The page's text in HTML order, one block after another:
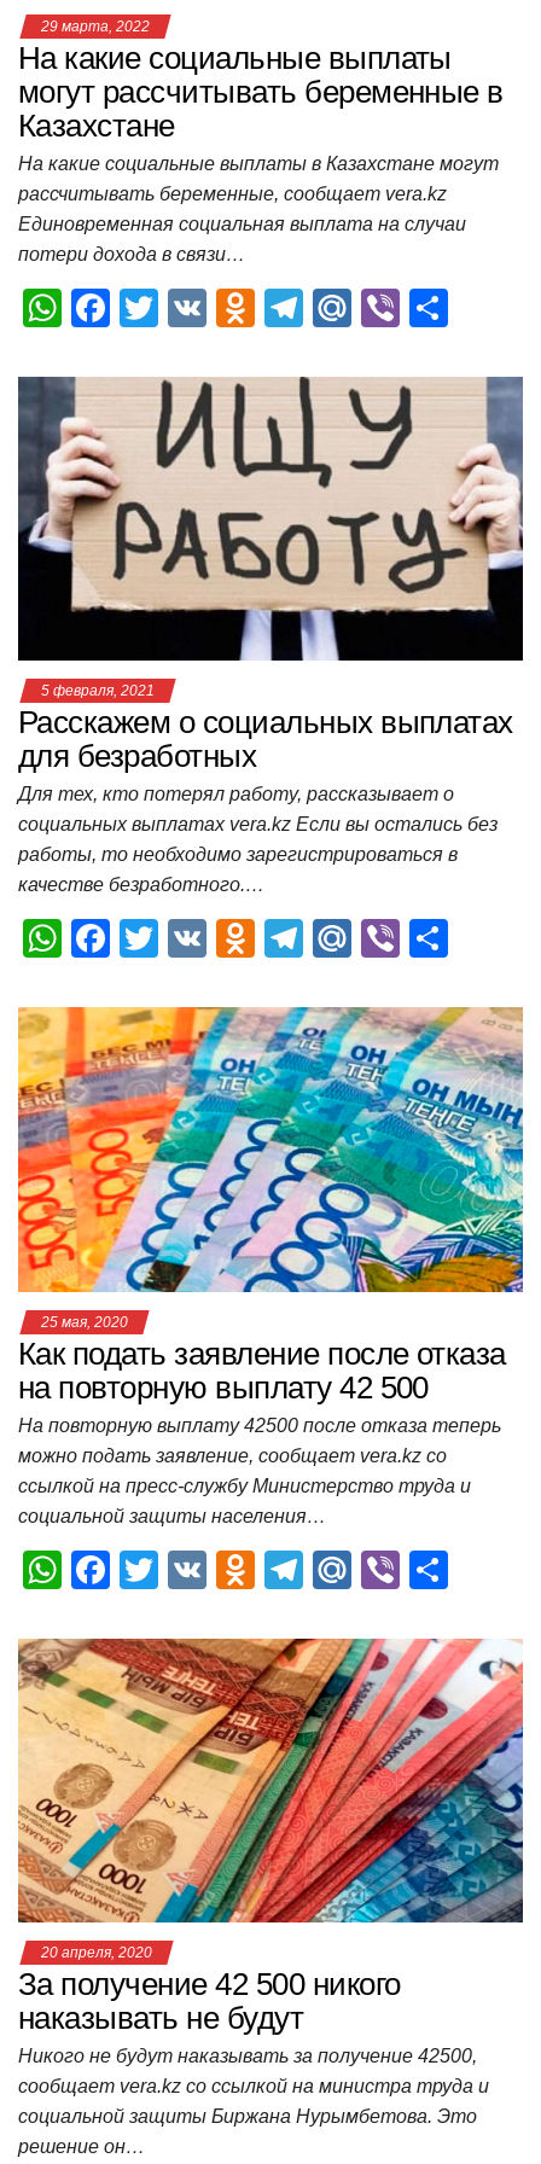
29 марта, 2022
На какие социальные выплаты
могут рассчитывать беременные в
Казахстане
На какие социальные выплаты в Казахстане могут
рассчитывать беременные, сообщает vera.kz
Единовременная социальная выплата на случаи
потери дохода в связи…
W
at
s
A
p
p
F
c
e
b
o
o
k
T
tt
er
V
O
n
o
kl
a
ss
ni
ki
T
e
gr
a
m
M
.R
u
Vi
er п
а
в
и
ь
5 февраля, 2021
Расскажем о социальных выплатах
для безработных
Для тех, кто потерял работу, рассказывает о
социальных выплатах vera.kz Если вы остались без
работы, то необходимо зарегистрироваться в
качестве безработного.…
W
at
s
A
p
p
F
c
e
b
o
o
k
T
tt
er
V
O
n
o
kl
a
ss
ni
ki
T
e
gr
a
m
M
.R
u
Vi
er п
р
а
в
и
т
ь
25 мая, 2020
Как подать заявление после отказа
на повторную выплату 42 500
На повторную выплату 42500 после отказа теперь
можно подать заявление, сообщает vera.kz со
ссылкой на пресс-службу Министерство труда и
социальной защиты населения…
W
at
s
A
p
p
F
c
e
b
o
o
k
T
tt
er
V
O
n
o
kl
a
ss
ni
ki
T
e
gr
a
m
M
.R
u
Vi
er п
р
а
в
и
т
ь
20 апреля, 2020
За получение 42 500 никого
наказывать не будут
Никого не будут наказывать за получение 42500,
сообщает vera.kz со ссылкой на министра труда и
социальной защиты Биржана Нурымбетова. Это
решение он…